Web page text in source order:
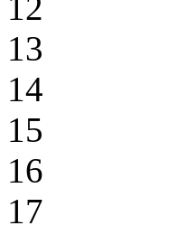
13
14
15
16
17